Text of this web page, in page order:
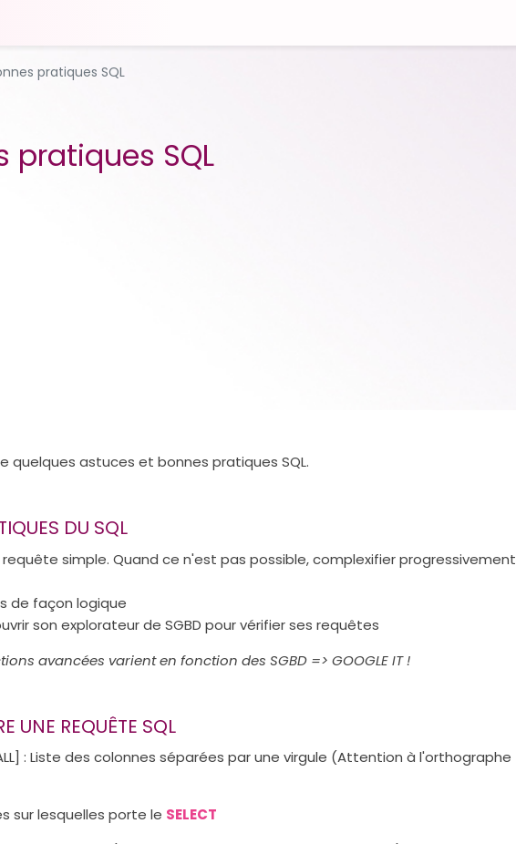
pratiques SQL
pratiques SQL
quelques astuces et bonnes pratiques SQL.
DU SQL
requête simple. Quand ce n'est pas possible, complexifier progressivement
de façon logique
son explorateur de SGBD pour vérifier ses requêtes
avancées varient en fonction des SGBD => GOOGLE IT !
UNE REQUÊTE SQL
] : Liste des colonnes séparées par une virgule (Attention à l'orthographe
sur lesquelles porte le SELECT